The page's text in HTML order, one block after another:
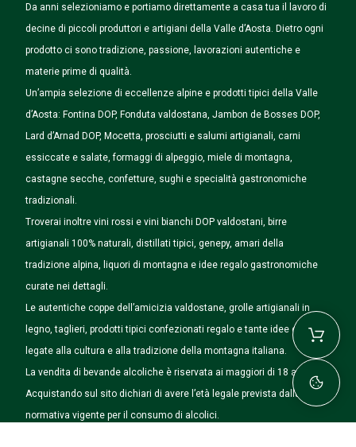
Da anni selezioniamo e portiamo direttamente a casa tua il lavoro di
decine di piccoli produttori e artigiani della Valle d’Aosta. Dietro ogni
prodotto ci sono tradizione, passione, lavorazioni autentiche e
materie prime di qualità.
Un’ampia selezione di eccellenze alpine e prodotti tipici della Valle
d’Aosta: Fontina DOP, Fonduta valdostana, Jambon de Bosses DOP,
Lard d’Arnad DOP, Mocetta, prosciutti e salumi artigianali, carni
essiccate e salate, formaggi di alpeggio, miele di montagna,
castagne secche, confetture, sughi e specialità gastronomiche
tradizionali.
Troverai inoltre vini rossi e vini bianchi DOP valdostani, birre
artigianali 100% naturali, distillati tipici, genepy, amari della
tradizione alpina, liquori di montagna e idee regalo gastronomiche
curate nei dettagli.
Le autentiche coppe dell’amicizia valdostane, grolle artigianali in
legno, taglieri, prodotti tipici confezionati regalo e tante idee originali
legate alla cultura e alla tradizione della montagna italiana.
La vendita di bevande alcoliche è riservata ai maggiori di 18 anni.
Acquistando sul sito dichiari di avere l’età legale prevista dalla
normativa vigente per il consumo di alcolici.